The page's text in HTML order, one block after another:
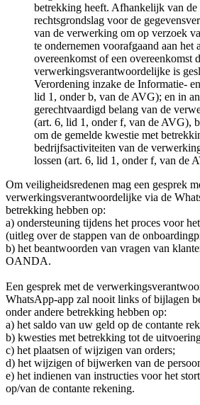
betrekking heeft. Afhankelijk van de
rechtsgrondslag voor de
van de verwerking om op verzoek
te ondernemen voorafgaand aan het
overeenkomst of een overeenkomst
verwerkingsverantwoordelijke is
Verordening inzake de Informatie-
lid 1, onder b, van de AVG); en in
gerechtvaardigd belang van de
(art. 6, lid 1, onder f, van de AVG),
om de gemelde kwestie met
bedrijfsactiviteiten van de
lossen (art. 6, lid 1, onder f, van de
Om veiligheidsredenen mag een gesprek
verwerkingsverantwoordelijke via de
betrekking hebben op:
a) ondersteuning tijdens het proces voor
(uitleg over de stappen van de
b) het beantwoorden van vragen van
OANDA.
Een gesprek met de
WhatsApp-app zal nooit links of bijlagen
onder andere betrekking hebben op:
a) het saldo van uw geld op de contante
b) kwesties met betrekking tot de
c) het plaatsen of wijzigen van orders;
d) het wijzigen of bijwerken van de
e) het indienen van instructies voor het
op/van de contante rekening.